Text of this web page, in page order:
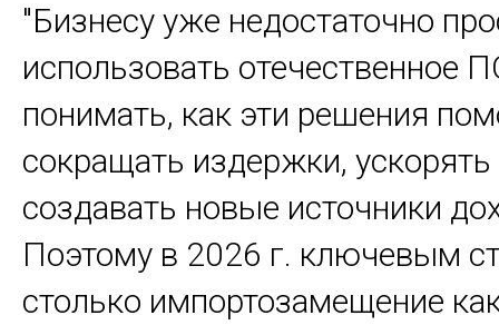
"Бизнесу уже недостаточно
использовать отечественное
понимать, как эти решения
сокращать издержки,
создавать новые источники
Поэтому в 2026 г. ключевым
столько импортозамещение